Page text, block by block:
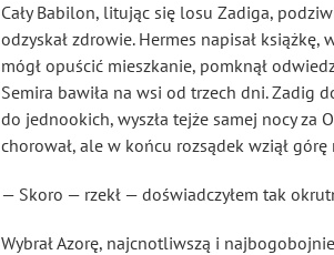
Cały Babilon, litując się losu Zadiga,
odzyskał zdrowie. Hermes napisał
mógł opuścić mieszkanie, pomknął
Semira bawiła na wsi od trzech dni. Zadig
do jednookich, wyszła tejże samej nocy za
chorował, ale w końcu rozsądek wziął
— Skoro — rzekł — doświadczyłem tak
Wybrał Azorę, najcnotliwszą i